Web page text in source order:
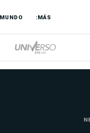
MUNDO :MÁS